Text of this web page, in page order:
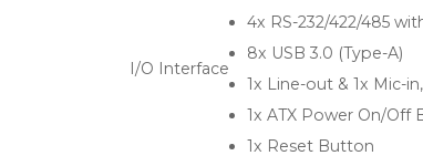
I/O Interface
4x RS-232/422/485
8x USB 3.0 (Type-A)
1x Line-out & 1x Mic-
1x ATX Power On/Off
1x Reset Button